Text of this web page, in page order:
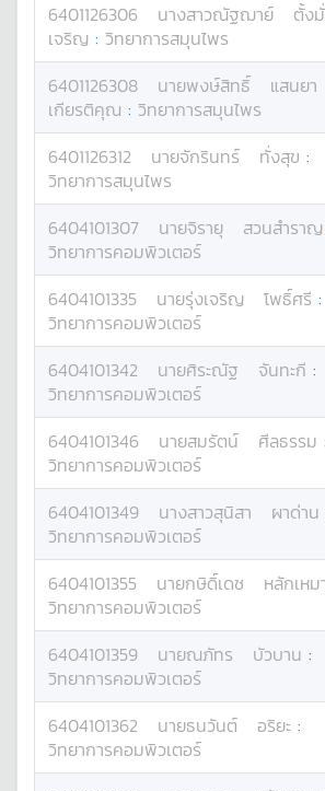
6401126306 นางสาวณัฐฌาย์
ตั้ง
เจริญ : วิทยาการสมุนไพร
6401126308 นายพงษ์สิทธิ์
แสนยา
เกียรติคุณ : วิทยาการสมุนไพร
6401126312 นายจักรินทร์ ทั่งสุข :
วิทยาการสมุนไพร
6404101307 นายจิรายุ สวนสำราญ
วิทยาการคอมพิวเตอร์
6404101335 นายรุ่งเจริญ โพธิ์ศรี :
วิทยาการคอมพิวเตอร์
6404101342 นายศิระณัฐ จันทะกี :
วิทยาการคอมพิวเตอร์
6404101346 นายสมรัตน์ ศีลธรรม :
วิทยาการคอมพิวเตอร์
6404101349 นางสาวสุนิสา ผาด่าน
วิทยาการคอมพิวเตอร์
6404101355 นายกษิดิ์เดช หลักเหม
วิทยาการคอมพิวเตอร์
6404101359 นายณภัทร บัวบาน :
วิทยาการคอมพิวเตอร์
6404101362 นายธนวันต์ อริยะ :
วิทยาการคอมพิวเตอร์